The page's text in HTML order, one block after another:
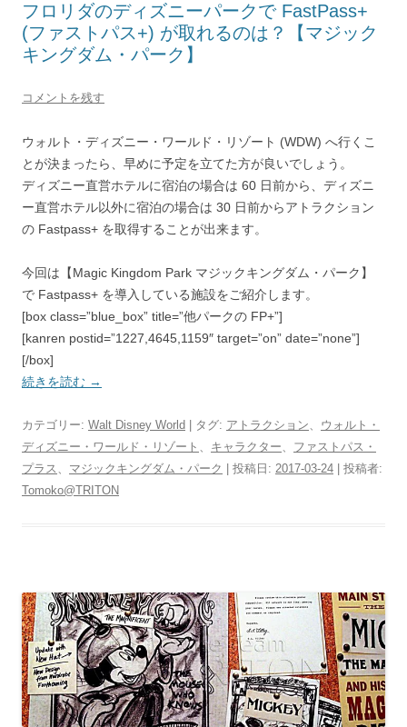
フロリダのディズニーパークで FastPass+
(ファストパス+) が取れるのは？【マジック
キングダム・パーク】
コメントを残す
ウォルト・ディズニー・ワールド・リゾート (WDW) へ行くこ
とが決まったら、早めに予定を立てた方が良いでしょう。
ディズニー直営ホテルに宿泊の場合は 60 日前から、ディズニ
ー直営ホテル以外に宿泊の場合は 30 日前からアトラクション
の Fastpass+ を取得することが出来ます。
今回は【Magic Kingdom Park マジックキングダム・パーク】
で Fastpass+ を導入している施設をご紹介します。
[box class=”blue_box” title=”他パークの FP+”]
[kanren postid=”1227,4645,1159″ target=”on” date=”none”]
[/box]
続きを読む →
カテゴリー: Walt Disney World | タグ: アトラクション
ウォルト・
ディズニー・ワールド・リゾート
キャラクター
ファストパス・
プラス
マジックキングダム・パーク | 投稿日: 2017-03-24 | 投稿者:
Tomoko@TRITON